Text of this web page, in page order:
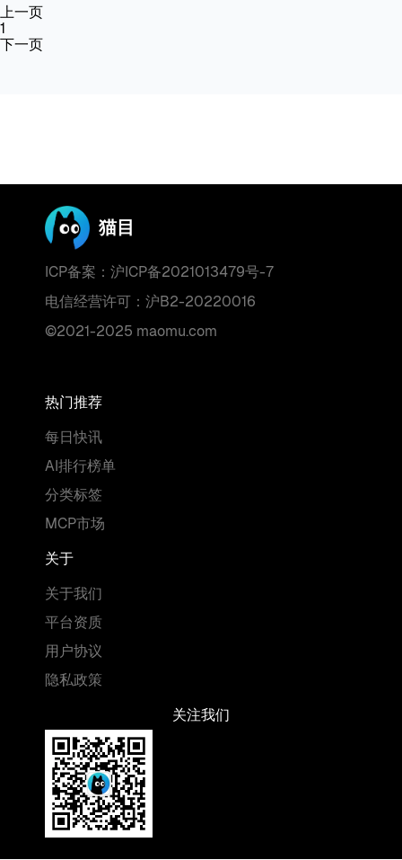
上一页
1
下一页
猫目
ICP备案：沪ICP备2021013479号-7
电信经营许可：沪B2-20220016
©2021-2025 maomu.com
热门推荐
每日快讯
AI排行榜单
分类标签
MCP市场
关于
关于我们
平台资质
用户协议
隐私政策
关注我们